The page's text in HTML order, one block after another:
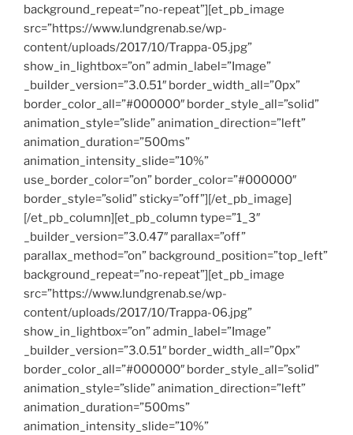
background_repeat=”no-repeat”][et_pb_image
src=”https://www.lundgrenab.se/wp-
content/uploads/2017/10/Trappa-05.jpg”
show_in_lightbox=”on” admin_label=”Image”
_builder_version=”3.0.51″ border_width_all=”0px”
border_color_all=”#000000″ border_style_all=”solid”
animation_style=”slide” animation_direction=”left”
animation_duration=”500ms”
animation_intensity_slide=”10%”
use_border_color=”on” border_color=”#000000″
border_style=”solid” sticky=”off”][/et_pb_image]
[/et_pb_column][et_pb_column type=”1_3″
_builder_version=”3.0.47″ parallax=”off”
parallax_method=”on” background_position=”top_left”
background_repeat=”no-repeat”][et_pb_image
src=”https://www.lundgrenab.se/wp-
content/uploads/2017/10/Trappa-06.jpg”
show_in_lightbox=”on” admin_label=”Image”
_builder_version=”3.0.51″ border_width_all=”0px”
border_color_all=”#000000″ border_style_all=”solid”
animation_style=”slide” animation_direction=”left”
animation_duration=”500ms”
animation_intensity_slide=”10%”